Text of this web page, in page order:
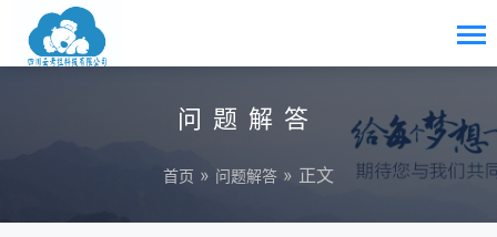
问题解答
首页 » 问题解答 » 正文